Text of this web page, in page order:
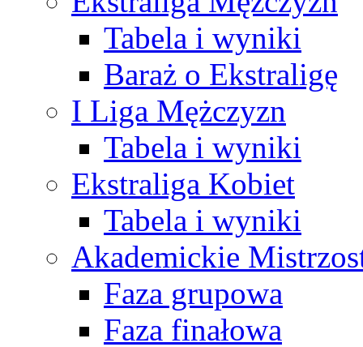
Tabela i wyniki
Baraż o Ekstraligę
I Liga Mężczyzn
Tabela i wyniki
Ekstraliga Kobiet
Tabela i wyniki
Akademickie
Faza grupowa
Faza finałowa